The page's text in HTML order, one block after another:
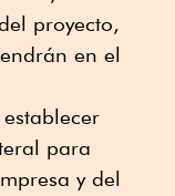
proyecto,
en el
para
y del